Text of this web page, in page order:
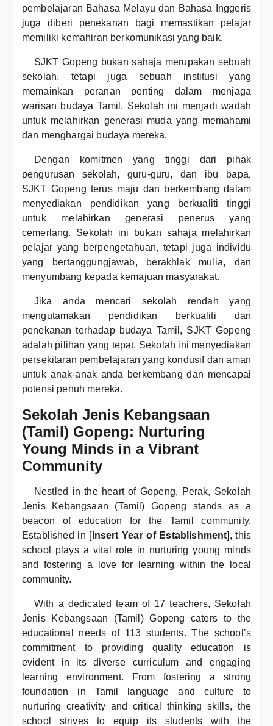
pembelajaran Bahasa Melayu dan Bahasa Inggeris
juga diberi penekanan bagi memastikan pelajar
memiliki kemahiran berkomunikasi yang baik.
SJKT Gopeng bukan sahaja merupakan sebuah
sekolah, tetapi juga sebuah institusi yang
memainkan peranan penting dalam menjaga
warisan budaya Tamil. Sekolah ini menjadi wadah
untuk melahirkan generasi muda yang memahami
dan menghargai budaya mereka.
Dengan komitmen yang tinggi dari pihak
pengurusan sekolah, guru-guru, dan ibu bapa,
SJKT Gopeng terus maju dan berkembang dalam
menyediakan pendidikan yang berkualiti tinggi
untuk melahirkan generasi penerus yang
cemerlang. Sekolah ini bukan sahaja melahirkan
pelajar yang berpengetahuan, tetapi juga individu
yang bertanggungjawab, berakhlak mulia, dan
menyumbang kepada kemajuan masyarakat.
Jika anda mencari sekolah rendah yang
mengutamakan pendidikan berkualiti dan
penekanan terhadap budaya Tamil, SJKT Gopeng
adalah pilihan yang tepat. Sekolah ini menyediakan
persekitaran pembelajaran yang kondusif dan aman
untuk anak-anak anda berkembang dan mencapai
potensi penuh mereka.
Sekolah Jenis Kebangsaan
(Tamil) Gopeng: Nurturing
Young Minds in a Vibrant
Community
Nestled in the heart of Gopeng, Perak, Sekolah
Jenis Kebangsaan (Tamil) Gopeng stands as a
beacon of education for the Tamil community.
Established in [Insert Year of Establishment], this
school plays a vital role in nurturing young minds
and fostering a love for learning within the local
community.
With a dedicated team of 17 teachers, Sekolah
Jenis Kebangsaan (Tamil) Gopeng caters to the
educational needs of 113 students. The school’s
commitment to providing quality education is
evident in its diverse curriculum and engaging
learning environment. From fostering a strong
foundation in Tamil language and culture to
nurturing creativity and critical thinking skills, the
school strives to equip its students with the